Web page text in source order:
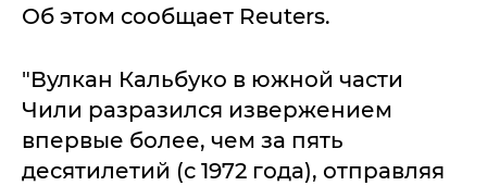
Об этом сообщает Reuters.
"Вулкан Кальбуко в южной части
Чили разразился извержением
впервые более, чем за пять
десятилетий (с 1972 года), отправляя